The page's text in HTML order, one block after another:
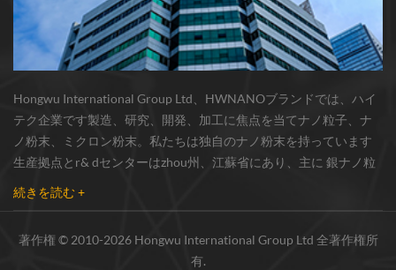
Hongwu International Group Ltd、HWNANOブランドでは、ハイ
テク企業です製造、研究、開発、加工に焦点を当てナノ粒子、ナ
ノ粉末、ミクロン粉末。私たちは独自のナノ粉末を持っています
生産拠点とr& dセンターはzhou州、江蘇省にあり、主に 銀ナノ粒
子 、 銅ナノ粒子 、 炭化ケイ素ウィスカー/粉末 、 カーボンナノチ
ューブ 、 グラフェン 、 酸化アルミニウムナノ粒子 、 窒化ケイ素
体向けの大量注文 我々はよく知られた研究に密接に協力した大
続きを読む +
著作権 © 2010-2026 Hongwu International Group Ltd 全著作権所
有.